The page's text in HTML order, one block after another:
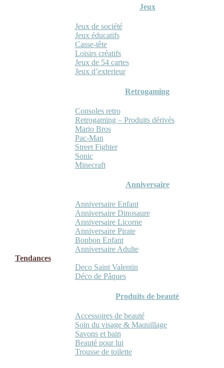
Jeux
Jeux de société
Jeux éducatifs
Casse-tête
Loisirs créatifs
Jeux de 54 cartes
Jeux d’exterieur
Retrogaming
Consoles retro
Retrogaming – Produits dérivés
Mario Bros
Pac-Man
Street Fighter
Sonic
Minecraft
Anniversaire
Anniversaire Enfant
Anniversaire Dinosaure
Anniversaire Licorne
Anniversaire Pirate
Bonbon Enfant
Anniversaire Adulte
Tendances
Deco Saint Valentin
Déco de Pâques
Produits de beauté
Accessoires de beauté
Soin du visage & Maquillage
Savons et bain
Beauté pour lui
Trousse de toilette